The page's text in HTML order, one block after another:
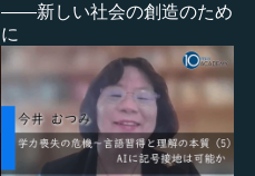
――新しい社会の創造のため
に